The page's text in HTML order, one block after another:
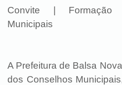
Convite | Formação
Municipais
A Prefeitura de Balsa
dos Conselhos